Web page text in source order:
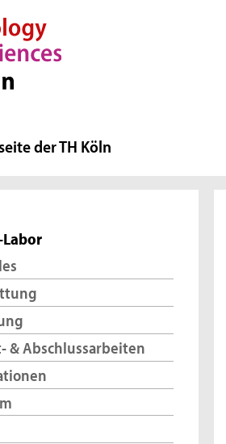
der TH Köln
& Abschlussarbeiten